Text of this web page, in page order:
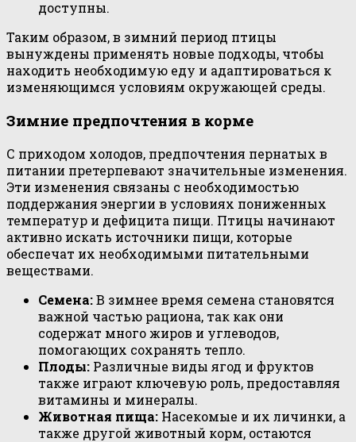
доступны.
Таким образом, в зимний период птицы
вынуждены применять новые подходы, чтобы
находить необходимую еду и адаптироваться к
изменяющимся условиям окружающей среды.
Зимние предпочтения в корме
С приходом холодов, предпочтения пернатых в
питании претерпевают значительные изменения.
Эти изменения связаны с необходимостью
поддержания энергии в условиях пониженных
температур и дефицита пищи. Птицы начинают
активно искать источники пищи, которые
обеспечат их необходимыми питательными
веществами.
Семена:В зимнее время семена становятся
важной частью рациона, так как они
содержат много жиров и углеводов,
помогающих сохранять тепло.
Плоды: Различные виды ягод и фруктов
также играют ключевую роль, предоставляя
витамины и минералы.
Животная пища: Насекомые и их личинки, а
также другой животный корм, остаются